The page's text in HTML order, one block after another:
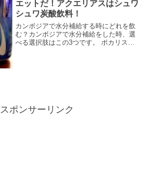
き出せなくなってしまうこともあるんで
す。現金の用意は早
エットだ！アクエリアスはシュワ
シュワ炭酸飲料！
カンボジアで水分補給する時にどれを飲
む？カンボジアで水分補給をした時、選
べる選択肢はこの3つです。 ポカリスエ
スポンサーリンク